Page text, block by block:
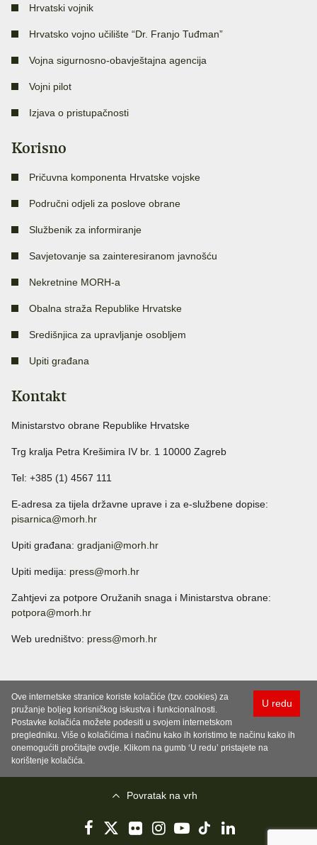
Hrvatski vojnik
Hrvatsko vojno učilište “Dr. Franjo Tuđman”
Vojna sigurnosno-obavještajna agencija
Vojni pilot
Izjava o pristupačnosti
Korisno
Pričuvna komponenta Hrvatske vojske
Područni odjeli za poslove obrane
Službenik za informiranje
Savjetovanje sa zainteresiranom javnošću
Nekretnine MORH-a
Obalna straža Republike Hrvatske
Središnjica za upravljanje osobljem
Upiti građana
Kontakt
Ministarstvo obrane Republike Hrvatske
Trg kralja Petra Krešimira IV br. 1 10000 Zagreb
Tel: +385 (1) 4567 111
E-adresa za tijela državne uprave i za e-službene dopise:
pisarnica@morh.hr
Upiti građana: gradjani@morh.hr
Upiti medija: press@morh.hr
Zahtjevi za potpore Oružanih snaga i Ministarstva obrane:
potpora@morh.hr
Web uredništvo: press@morh.hr
U redu
Ove internetske stranice koriste kolačiće (tzv. cookies) za
pružanje boljeg korisničkog iskustva i funkcionalnosti.
Postavke kolačića možete podesiti u svojem internetskom
pregledniku. Više o kolačićima i načinu kako ih koristimo te načinu kako ih
onemogućiti pročitajte ovdje. Klikom na gumb ‘U redu’ pristajete na
korištenje kolačića.
Povratak na vrh